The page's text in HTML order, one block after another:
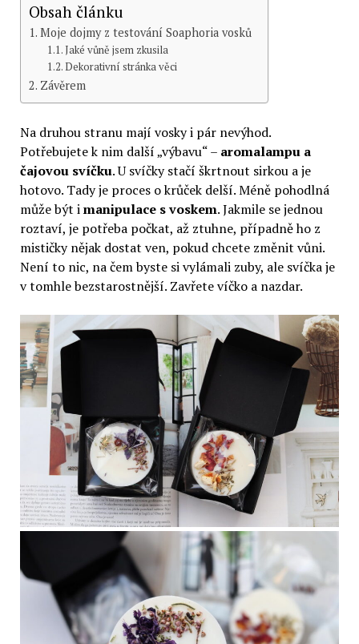
Obsah článku
Moje dojmy z testování Soaphoria vosků
Jaké vůně jsem zkusila
Dekorativní stránka věci
Závěrem
Na druhou stranu mají vosky i pár nevýhod.
Potřebujete k nim další „výbavu“ – aromalampu a
čajovou svíčku. U svíčky stačí škrtnout sirkou a je
hotovo. Tady je proces o krůček delší. Méně pohodlná
může být imanipulace s voskem. Jakmile se jednou
roztaví, je potřeba počkat, až ztuhne, případně ho z
mističky nějak dostat ven, pokud chcete změnit vůni.
Není to nic, na čem byste si vylámali zuby, ale svíčka je
v tomhle bezstarostnější. Zavřete víčko a nazdar.